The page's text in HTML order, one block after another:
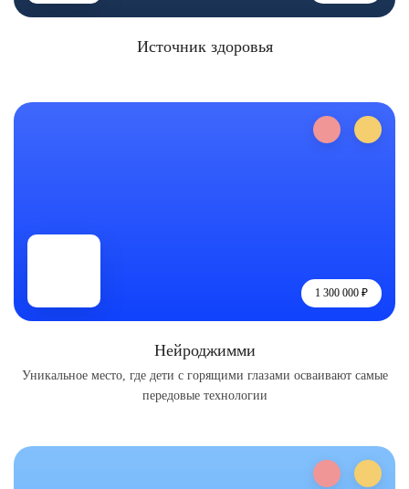
Источник здоровья
1 300 000 ₽
Нейроджимми
Уникальное место, где дети с горящими глазами осваивают самые
передовые технологии